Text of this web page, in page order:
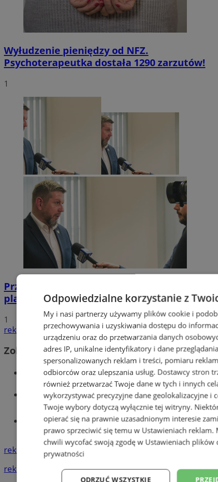
Wyłudzenie pieniędzy od NFZ.
Psychoterapeutka dostała 1290 zarzutów!
1
Przyszłość Wodzisławia Śląskiego:
planowane inwestycje na 2025 rok
1
reklama
Zobacz również
Wiadomości kryminalne w Wodzisławiu
Wiadomości lokalne
Tworzenie stron www - Wodzisław
Śląski
reklama
reklama
Odpowiedzialne korzystanie z
My i nasi partnerzy używamy plików cookie i
przechowywania i uzyskiwania dostępu do
urządzeniu oraz do przetwarzania danych
adres IP, unikalne identyfikatory i dane
spersonalizowanych reklam i treści, pomiaru
odbiorców oraz ulepszania usług. Dostawcy stron
również przetwarzać Twoje dane w tych i innych
wykorzystywać precyzyjne dane geolokalizacyjne i
Twoje wybory dotyczą wyłącznie tej witryny.
opierać się na prawnie uzasadnionym interesie
prawo sprzeciwić się temu w Ustawieniach reklam.
chwili wycofać swoją zgodę w Ustawieniach plików
prywatności
ODRZUĆ WSZYSTKIE